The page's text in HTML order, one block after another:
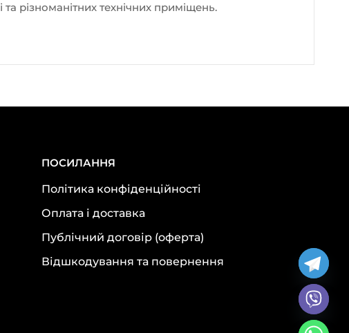
різноманітних технічних приміщень.
ПОСИЛАННЯ
Політика конфіденційності
Оплата і доставка
Публічний договір (оферта)
Відшкодування та повернення